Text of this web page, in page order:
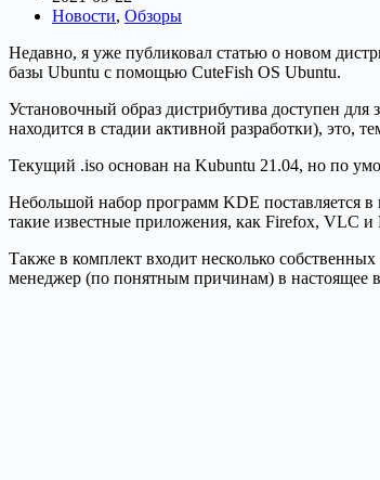
Новости, Обзоры
Недавно, я уже публиковал статью о новом
базы Ubuntu с помощью CuteFish OS Ubuntu.
Установочный образ дистрибутива доступен для
находится в стадии активной разработки), это,
Текущий .iso основан на Kubuntu 21.04, но по
Небольшой набор программ KDE поставляется в
такие известные приложения, как Firefox, VLC и
Также в комплект входит несколько
менеджер (по понятным причинам) в настоящее